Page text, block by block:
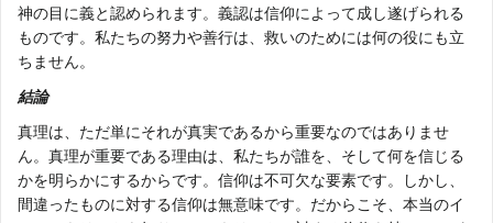
神の目に義と認められます。義認は信仰によって成し遂げられる
ものです。私たちの努力や善行は、救いのためには何の役にも立
ちません。
結論
真理は、ただ単にそれが真実であるから重要なのではありませ
ん。真理が重要である理由は、私たちが誰を、そして何を信じる
かを明らかにするからです。信仰は不可欠な要素です。しかし、
間違ったものに対する信仰は無意味です。だからこそ、本当のイ